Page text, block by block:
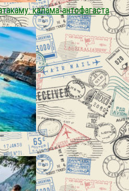
калама-антофагаста